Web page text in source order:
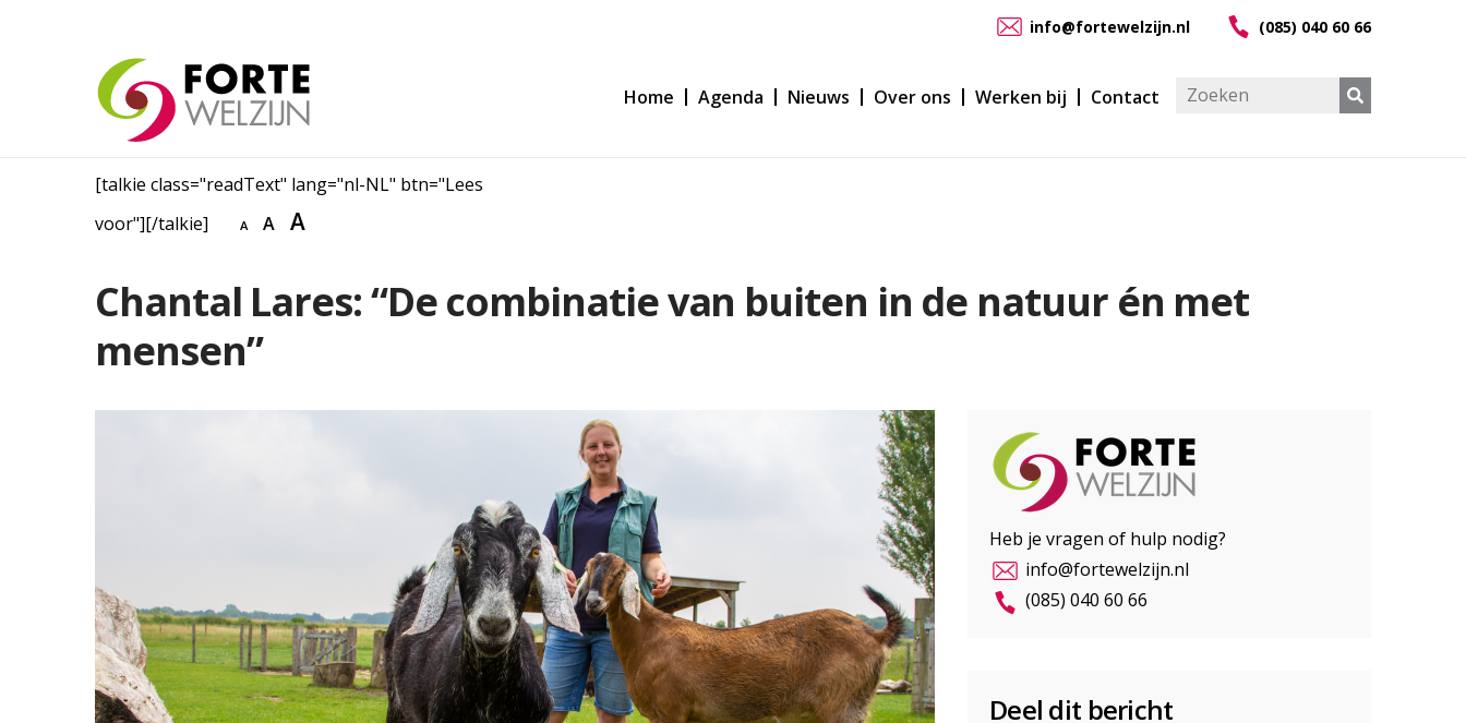
info@fortewelzijn.nl (085) 040 60 66
Home Agenda Nieuws Over ons Werken bij Contact
[talkie class="readText" lang="nl-NL" btn="Lees
voor"][/talkie]
A A A
Chantal Lares: “De combinatie van buiten in de natuur én met
mensen”
Heb je vragen of hulp nodig?
info@fortewelzijn.nl
(085) 040 60 66
Deel dit bericht